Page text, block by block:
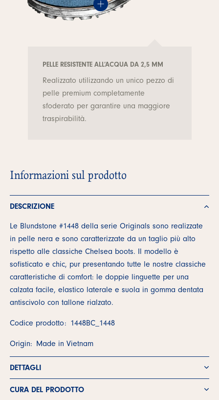
PELLE RESISTENTE ALL’ACQUA DA 2,5 MM
Realizzato utilizzando un unico pezzo di
pelle premium completamente
sfoderato per garantire una maggiore
traspirabilità.
Informazioni sul prodotto
DESCRIZIONE
Le Blundstone #1448 della serie Originals sono realizzate
in pelle nera e sono caratterizzate da un taglio più alto
rispetto alle classiche Chelsea boots. Il modello è
sofisticato e chic, pur presentando tutte le nostre classiche
caratteristiche di comfort: le doppie linguette per una
calzata facile, elastico laterale e suola in gomma dentata
antiscivolo con tallone rialzato.
Codice prodotto: 1448BC_1448
Origin: Made in Vietnam
DETTAGLI
CURA DEL PRODOTTO